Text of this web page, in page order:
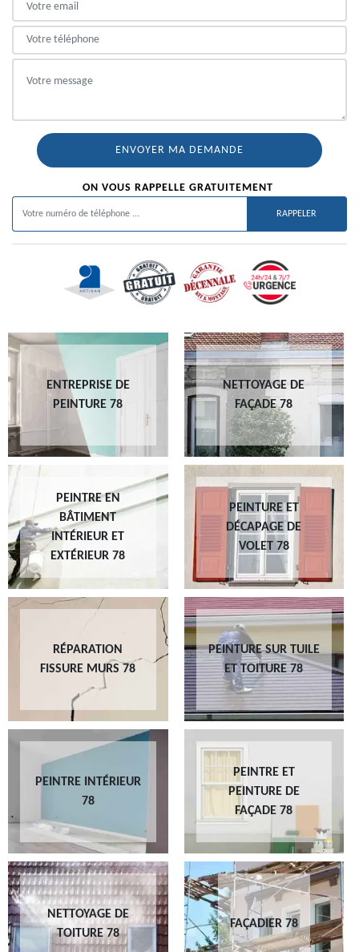
ON VOUS RAPPELLE GRATUITEMENT
ENTREPRISE DE
PEINTURE 78
NETTOYAGE DE
FAÇADE 78
PEINTRE EN
BÂTIMENT
INTÉRIEUR ET
EXTÉRIEUR 78
PEINTURE ET
DÉCAPAGE DE
VOLET 78
RÉPARATION
FISSURE MURS 78
PEINTURE SUR TUILE
ET TOITURE 78
PEINTRE INTÉRIEUR
78
PEINTRE ET
PEINTURE DE
FAÇADE 78
NETTOYAGE DE
TOITURE 78
FAÇADIER 78